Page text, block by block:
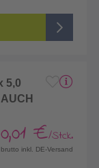
5,0
0,01 €/Stck.
brutto inkl. DE-Versand